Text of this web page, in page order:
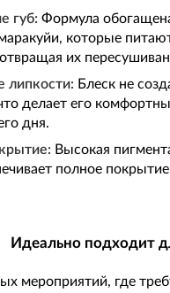
губ: Формула
которые
их
липкости: Блеск не
делает его
дня.
Высокая
полное
Идеально подходит
мероприятий, где